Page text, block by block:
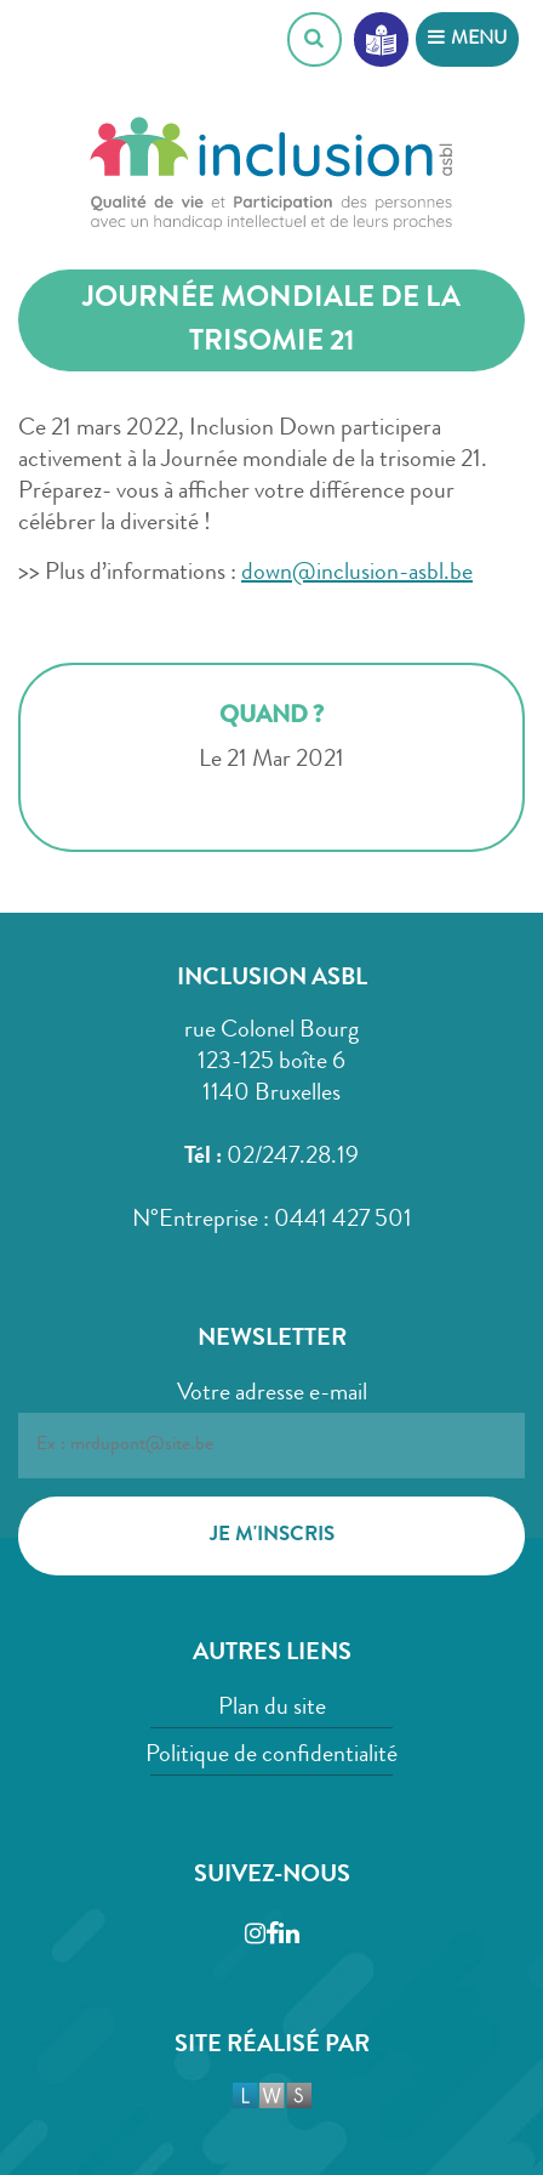
MENU
JOURNÉE MONDIALE DE LA
TRISOMIE 21
Ce 21 mars 2022, Inclusion Down participera
activement à la Journée mondiale de la trisomie 21.
Préparez- vous à afficher votre différence pour
célébrer la diversité !
>> Plus d’informations : down@inclusion-asbl.be
QUAND ?
Le 21 Mar 2021
INCLUSION ASBL
rue Colonel Bourg
123-125 boîte 6
1140 Bruxelles
Tél : 02/247.28.19
N°Entreprise : 0441 427 501
NEWSLETTER
Votre adresse e-mail
AUTRES LIENS
Plan du site
Politique de confidentialité
SUIVEZ-NOUS
Instagram
Facebook
LinkedIn
SITE RÉALISÉ PAR